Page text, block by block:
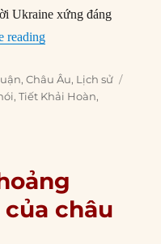
Ukraine xứng đáng
reading“Khủng hoảng ngoại
,Châu Âu, Lịch sử
,Tiết Khải Hoàn,
châu